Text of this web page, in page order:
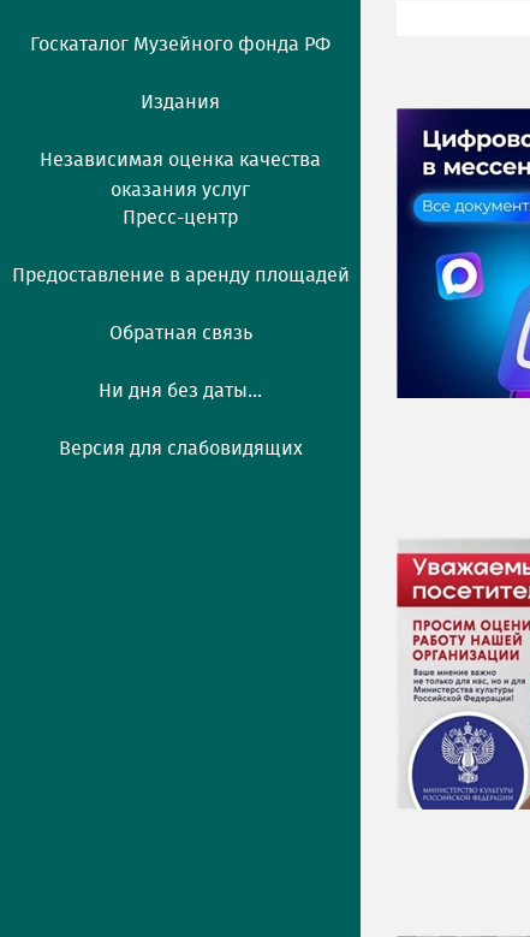
Госкаталог Музейного фонда РФ
Издания
Независимая оценка качества
оказания услуг
Пресс-центр
Предоставление в аренду площадей
Обратная связь
Ни дня без даты...
Версия для слабовидящих